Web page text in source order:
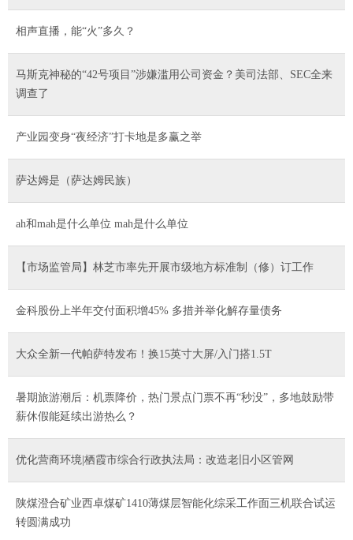
相声直播，能“火”多久？
马斯克神秘的“42号项目”涉嫌滥用公司资金？美司法部、SEC全来
调查了
产业园变身“夜经济”打卡地是多赢之举
萨达姆是（萨达姆民族）
ah和mah是什么单位 mah是什么单位
【市场监管局】林芝市率先开展市级地方标准制（修）订工作
金科股份上半年交付面积增45% 多措并举化解存量债务
大众全新一代帕萨特发布！换15英寸大屏/入门搭1.5T
暑期旅游潮后：机票降价，热门景点门票不再“秒没”，多地鼓励带
薪休假能延续出游热么？
优化营商环境|栖霞市综合行政执法局：改造老旧小区管网
陕煤澄合矿业西卓煤矿1410薄煤层智能化综采工作面三机联合试运
转圆满成功